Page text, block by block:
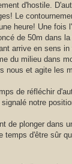
d'hostile.
Le
heure! Une fois
de 50m dans
arrive en sens
du milieu dans
nous et agite les
de réfléchir
notre
de plonger dans
temps d'être sûr